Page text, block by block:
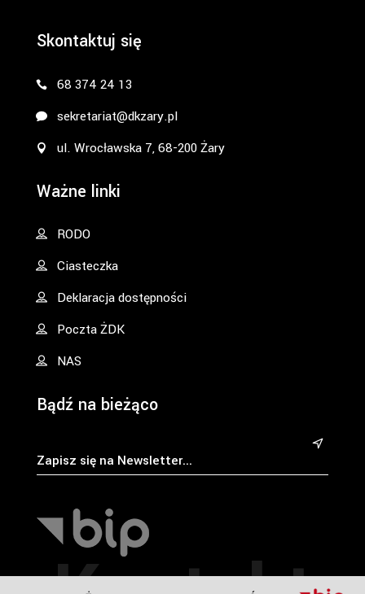
Skontaktuj się
68 374 24 13
sekretariat@dkzary.pl
ul. Wrocławska 7, 68-200 Żary
Ważne linki
RODO
Ciasteczka
Deklaracja dostępności
Poczta ŻDK
NAS
Bądź na bieżąco
&